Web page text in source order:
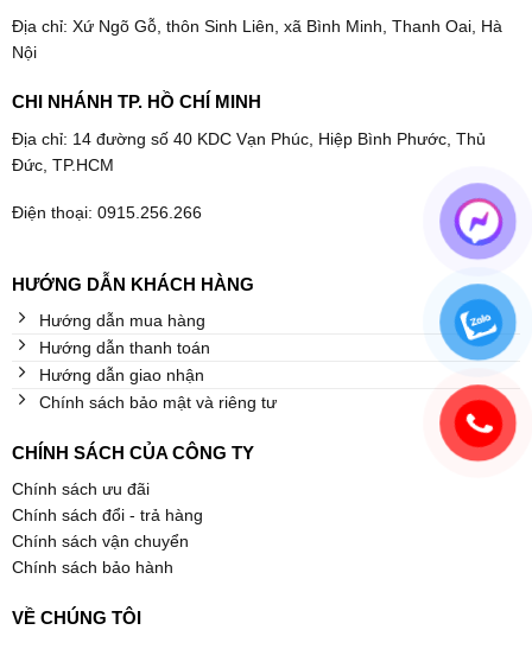
Địa chỉ: Xứ Ngõ Gỗ, thôn Sinh Liên, xã Bình Minh, Thanh Oai, Hà
Nội
CHI NHÁNH TP. HỒ CHÍ MINH
Địa chỉ: 14 đường số 40 KDC Vạn Phúc, Hiệp Bình Phước, Thủ
Đức, TP.HCM
Điện thoại: 0915.256.266
HƯỚNG DẪN KHÁCH HÀNG
Hướng dẫn mua hàng
Hướng dẫn thanh toán
Hướng dẫn giao nhận
Chính sách bảo mật và riêng tư
CHÍNH SÁCH CỦA CÔNG TY
Chính sách ưu đãi
Chính sách đổi - trả hàng
Chính sách vận chuyển
Chính sách bảo hành
VỀ CHÚNG TÔI